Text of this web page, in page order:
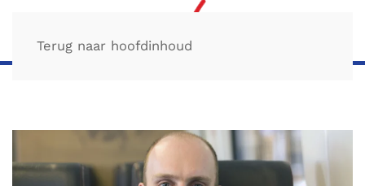
Terug naar hoofdinhoud